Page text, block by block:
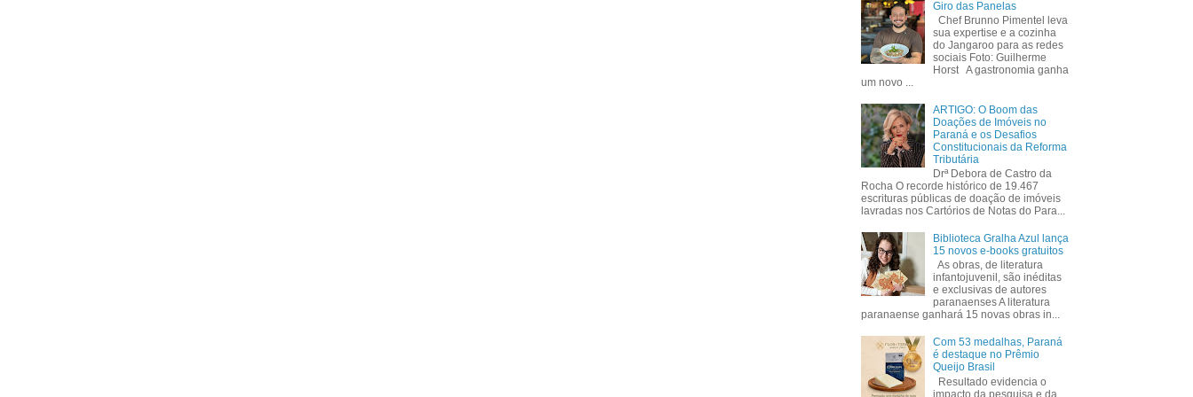
Giro das Panelas
Chef Brunno Pimentel leva
sua expertise e a cozinha
do Jangaroo para as redes
sociais Foto: Guilherme
Horst A gastronomia ganha
um novo ...
ARTIGO: O Boom das
Doações de Imóveis no
Paraná e os Desafios
Constitucionais da Reforma
Tributária
Drª Debora de Castro da
Rocha O recorde histórico de 19.467
escrituras públicas de doação de imóveis
lavradas nos Cartórios de Notas do Para...
Biblioteca Gralha Azul lança
15 novos e-books gratuitos
As obras, de literatura
infantojuvenil, são inéditas
e exclusivas de autores
paranaenses A literatura
paranaense ganhará 15 novas obras in...
Com 53 medalhas, Paraná
é destaque no Prêmio
Queijo Brasil
Resultado evidencia o
impacto da pesquisa e da